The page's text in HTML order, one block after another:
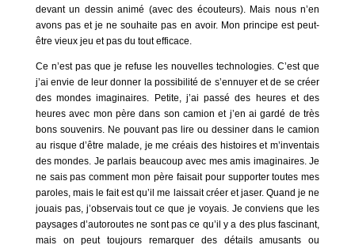
devant un dessin animé (avec des écouteurs). Mais nous n’en
avons pas et je ne souhaite pas en avoir. Mon principe est peut-
être vieux jeu et pas du tout efficace.
Ce n’est pas que je refuse les nouvelles technologies. C’est que
j’ai envie de leur donner la possibilité de s’ennuyer et de se créer
des mondes imaginaires. Petite, j’ai passé des heures et des
heures avec mon père dans son camion et j’en ai gardé de très
bons souvenirs. Ne pouvant pas lire ou dessiner dans le camion
au risque d’être malade, je me créais des histoires et m’inventais
des mondes. Je parlais beaucoup avec mes amis imaginaires. Je
ne sais pas comment mon père faisait pour supporter toutes mes
paroles, mais le fait est qu’il me laissait créer et jaser. Quand je ne
jouais pas, j’observais tout ce que je voyais. Je conviens que les
paysages d’autoroutes ne sont pas ce qu’il y a des plus fascinant,
mais on peut toujours remarquer des détails amusants ou